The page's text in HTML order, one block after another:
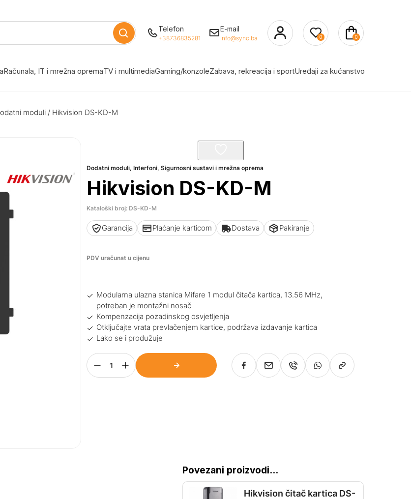
Telefon
+38736835281
E-mail
info@sync.ba 0 0
Računala, IT i mrežna opremaTV i multimediaGaming/konzoleZabava, rekreacija i sportUređaji za kućanstvo
moduli / Hikvision DS-KD-M
Dodatni moduli,Interfoni,Sigurnosni sustavi i mrežna oprema
Hikvision DS-KD-M
Kataloški broj: DS-KD-M
Garancija Plaćanje karticom Dostava Pakiranje
PDV uračunat u cijenu
Modularna ulazna stanica Mifare 1 modul čitača kartica, 13.56 MHz,
potreban je montažni nosač
Kompenzacija pozadinskog osvjetljenja
Otključajte vrata prevlačenjem kartice, podržava izdavanje kartica
Lako se i produžuje
Povezani proizvodi...
Hikvision čitač kartica DS-